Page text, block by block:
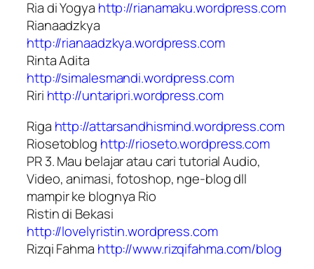
Ria di Yogya http://rianamaku.wordpress.com
Rianaadzkya
http://rianaadzkya.wordpress.com
Rinta Adita
http://simalesmandi.wordpress.com
Riri http://untaripri.wordpress.com
Riga http://attarsandhismind.wordpress.com
Riosetoblog http://rioseto.wordpress.com
PR 3. Mau belajar atau cari tutorial Audio,
Video, animasi, fotoshop, nge-blog dll
mampir ke blognya Rio
Ristin di Bekasi
http://lovelyristin.wordpress.com
Rizqi Fahma http://www.rizqifahma.com/blog